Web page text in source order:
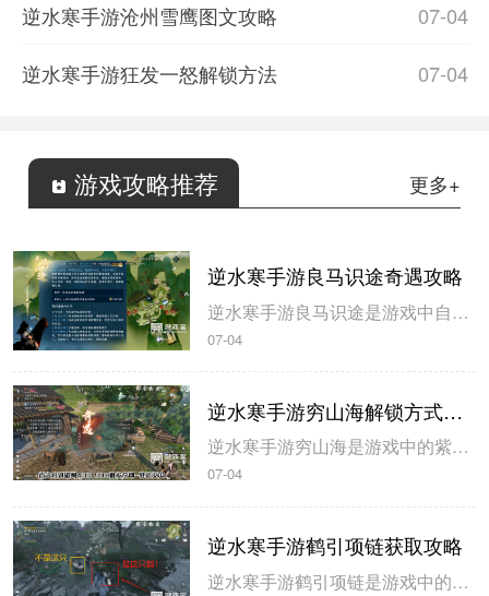
07-04
逆水寒手游沧州雪鹰图文攻略
07-04
逆水寒手游狂发一怒解锁方法
游戏攻略推荐 更多+
逆水寒手游良马识途奇遇攻略
逆水寒手游良马识途是游戏中自动寻路的奇遇攻略，玩家解锁以后即可开始自动寻路，米葫芦小编带来逆水寒手游良马识途奇遇攻略，一起来看看吧。逆水寒手游良马识途奇遇攻略1、选择将某一张地图的熟识度跑到100%，这里需要不停的做探索小任务和骑马奔跑。地图的熟识度在左下角查看。2、熟识度达到100%后即可触发良...
07-04
逆水寒手游穷山海解锁方式攻略
逆水寒手游穷山海是游戏中的紫色装备，玩家在开服第三天就可以拿到，米葫芦小编带来逆水寒手游穷山海解锁方式攻略，希望可以帮到大家。逆水寒手游穷山海解锁方式攻略1、首先来到磁州433 990触发奇遇-驿站灭火，灭火后，拾取烧火棍。完成奇遇后获得1件穷山海装备和线索。2、前往汴京943 1091对话唐铸。...
07-04
逆水寒手游鹤引项链获取攻略
逆水寒手游鹤引项链是游戏中的55级紫色装备，玩家可以通过不同的坐标完成小游戏获得，米葫芦小编带来逆水寒手游鹤引项链获取攻略，一起来看看吧。逆水寒手游鹤引项链获取攻略1、在山清山完成同样的探索小游戏驭鹤七次即可获得。2、注意这七哥小游戏都是一样的流程，在规定的时间内触碰4朵花即可完成。3、坐标分别在...